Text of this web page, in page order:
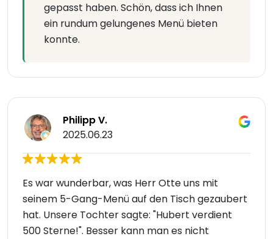
gepasst haben. Schön, dass ich Ihnen
ein rundum gelungenes Menü bieten
konnte.
Philipp V.
2025.06.23
Es war wunderbar, was Herr Otte uns mit
seinem 5-Gang-Menü auf den Tisch gezaubert
hat. Unsere Tochter sagte: "Hubert verdient
500 Sterne!". Besser kann man es nicht